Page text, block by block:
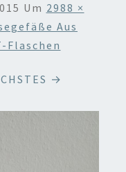
Um 2988 ×
Aus
Flaschen
→